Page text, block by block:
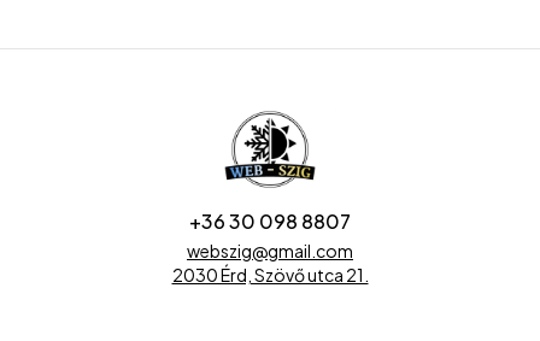
+36 30 098 8807
webszig@gmail.com
2030 Érd, Szövő utca 21.